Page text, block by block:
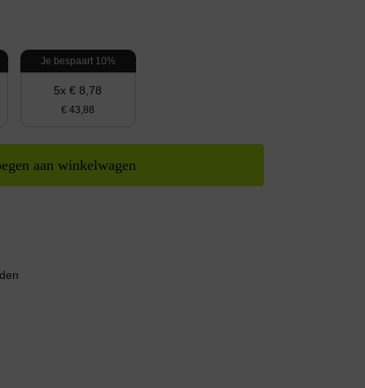
Je bespaart 10%
5x € 8,78
€ 43,88
aan winkelwagen